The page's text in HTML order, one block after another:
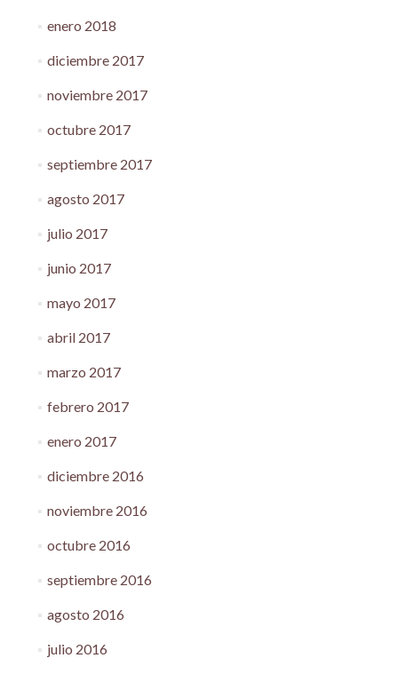
enero 2018
diciembre 2017
noviembre 2017
octubre 2017
septiembre 2017
agosto 2017
julio 2017
junio 2017
mayo 2017
abril 2017
marzo 2017
febrero 2017
enero 2017
diciembre 2016
noviembre 2016
octubre 2016
septiembre 2016
agosto 2016
julio 2016